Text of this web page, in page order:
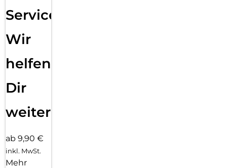
Service:
Wir
helfen
Dir
weiter
ab 9,90 €
inkl. MwSt.
Mehr